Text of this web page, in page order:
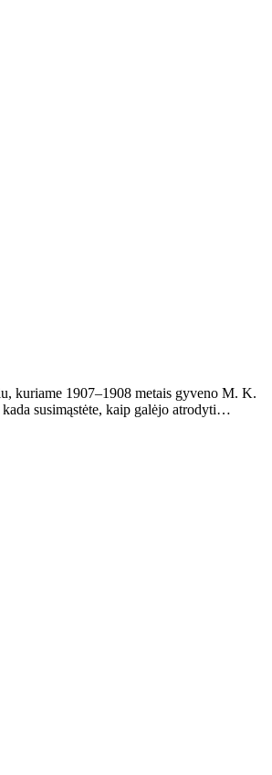
kuriame 1907–1908 metais gyveno M. K.
susimąstėte, kaip galėjo atrodyti…